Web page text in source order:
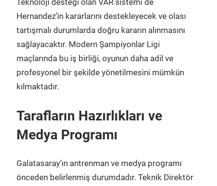
Teknoloji desteği olan VAR sistemi de
Hernandez’in kararlarını destekleyecek ve olası
tartışmalı durumlarda doğru kararın alınmasını
sağlayacaktır. Modern Şampiyonlar Ligi
maçlarında bu iş birliği, oyunun daha adil ve
profesyonel bir şekilde yönetilmesini mümkün
kılmaktadır.
Tarafların Hazırlıkları ve
Medya Programı
Galatasaray’ın antrenman ve medya programı
önceden belirlenmiş durumdadır. Teknik Direktör